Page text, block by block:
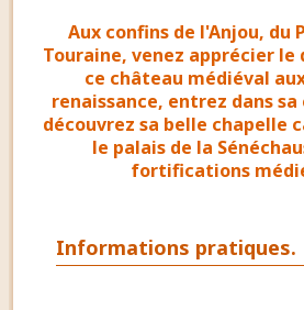
Aux confins de l'Anjou, du
Touraine, venez apprécier le
ce château médiéval
renaissance, entrez dans
découvrez sa belle chapelle
le palais de la
fortifications
Informations pratiques.